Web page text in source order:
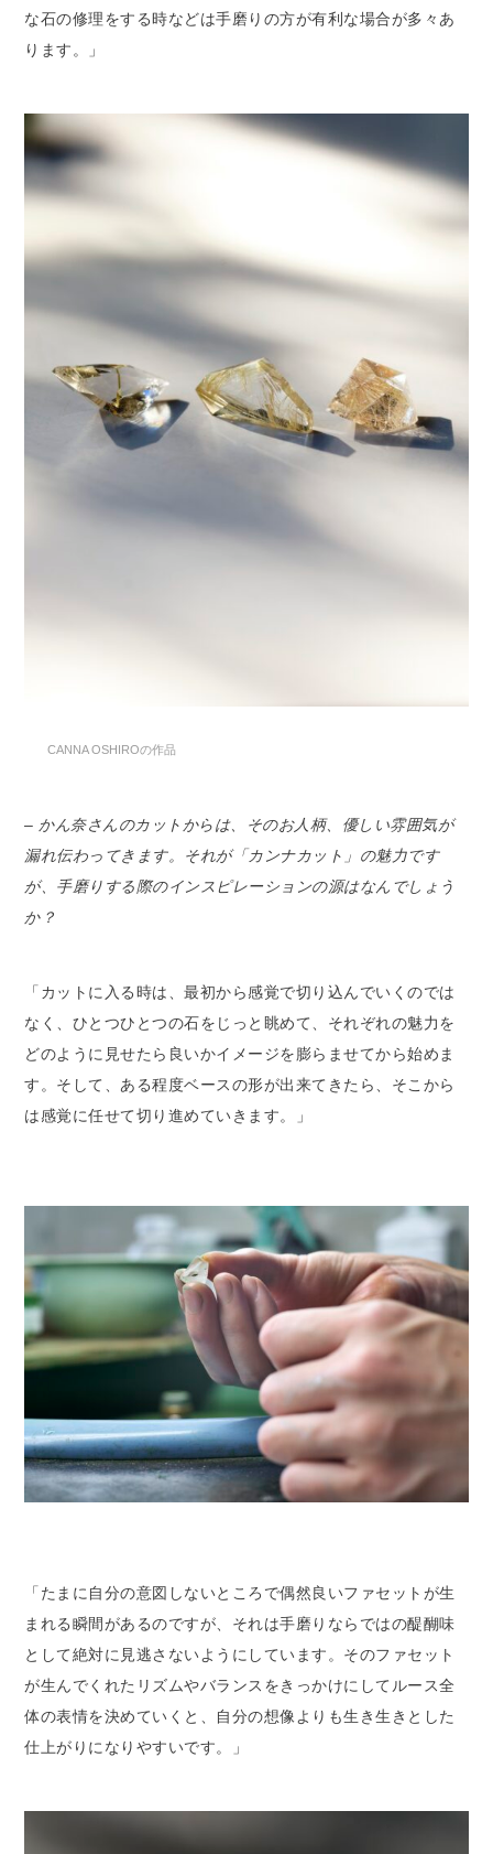
な石の修理をする時などは手磨りの方が有利な場合が多々あ
ります。」
CANNA OSHIROの作品
– かん奈さんのカットからは、そのお人柄、優しい雰囲気が
漏れ伝わってきます。それが「カンナカット」の魅力です
が、手磨りする際のインスピレーションの源はなんでしょう
か？
「カットに入る時は、最初から感覚で切り込んでいくのでは
なく、ひとつひとつの石をじっと眺めて、それぞれの魅力を
どのように見せたら良いかイメージを膨らませてから始めま
す。そして、ある程度ベースの形が出来てきたら、そこから
は感覚に任せて切り進めていきます。」
「たまに自分の意図しないところで偶然良いファセットが生
まれる瞬間があるのですが、それは手磨りならではの醍醐味
として絶対に見逃さないようにしています。そのファセット
が生んでくれたリズムやバランスをきっかけにしてルース全
体の表情を決めていくと、自分の想像よりも生き生きとした
仕上がりになりやすいです。」